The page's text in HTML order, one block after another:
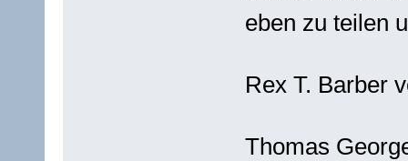
eben zu teilen
Rex T. Barber
Thomas